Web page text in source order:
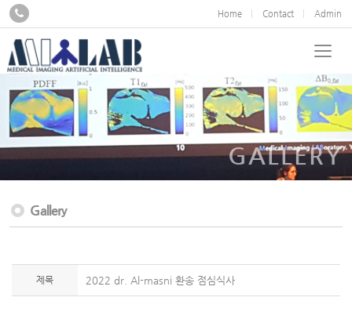
Home Contact Admin
GALLERY
Gallery
제목 2022 dr. Al-masni 환송 점심식사